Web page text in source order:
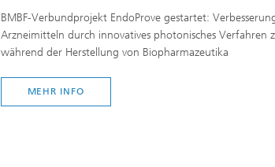
BMBF-Verbundprojekt EndoProve gestartet:
Arzneimitteln durch innovatives photonisches Verfahren
während der Herstellung von Biopharmazeutika
MEHR INFO